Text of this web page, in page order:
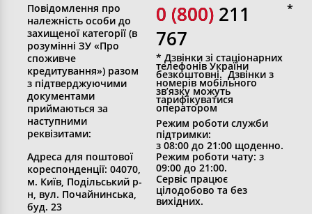
Повідомлення про
належність особи до
захищеної категорії (в
розумінні ЗУ «Про
споживче
кредитування») разом
з підтверджуючими
документами
приймаються за
наступними
реквізитами:
Адреса для поштової
кореспонденції: 04070,
м. Київ, Подільський р-
н, вул. Почайнинська,
буд. 23
0 (800)
0 (800) 211
767
* Дзвінки зі стаціонарних
телефонів України
безкоштовні. Дзвінки з
номерів мобільного
зв’язку можуть
тарифікуватися
оператором
Режим роботи служби
підтримки:
з 08:00 до 21:00 щоденно.
Режим роботи чату: з
09:00 до 21:00.
Сервіс працює
цілодобово та без
вихідних.